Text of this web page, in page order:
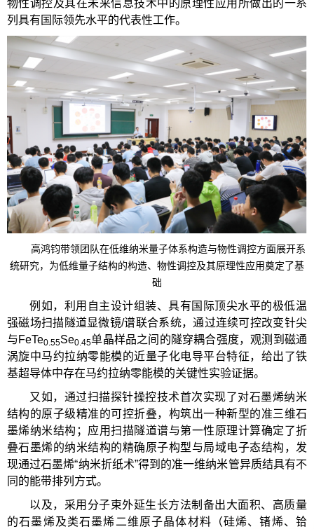
物性调控及其在未来信息技术中的原理性应用所做出的一系
列具有国际领先水平的代表性工作。
高鸿钧带领团队在低维纳米量子体系构造与物性调控方面展开系
统研究，为低维量子结构的构造、物性调控及其原理性应用奠定了基
础
例如，利用自主设计组装、具有国际顶尖水平的极低温
强磁场扫描隧道显微镜/谱联合系统，通过连续可控改变针尖
与FeTe0.55Se0.45单晶样品之间的隧穿耦合强度，观测到磁通
涡旋中马约拉纳零能模的近量子化电导平台特征，给出了铁
基超导体中存在马约拉纳零能模的关键性实验证据。
又如，通过扫描探针操控技术首次实现了对石墨烯纳米
结构的原子级精准的可控折叠，构筑出一种新型的准三维石
墨烯纳米结构；应用扫描隧道谱与第一性原理计算确定了折
叠石墨烯的纳米结构的精确原子构型与局域电子态结构，发
现通过石墨烯“纳米折纸术”得到的准一维纳米管异质结具有不
同的能带排列方式。
以及，采用分子束外延生长方法制备出大面积、高质量
的石墨烯及类石墨烯二维原子晶体材料（硅烯、锗烯、铪